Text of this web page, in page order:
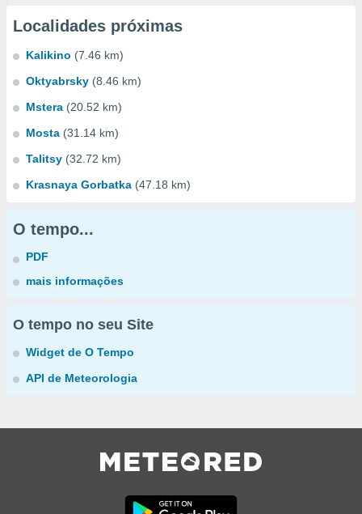
Localidades próximas
Kalikino (7.46 km)
Oktyabrsky (8.46 km)
Mstera (20.52 km)
Mosta (31.14 km)
Talitsy (32.72 km)
Krasnaya Gorbatka (47.18 km)
O tempo...
PDF
mais informações
O tempo no seu Site
Widget de O Tempo
API de Meteorologia